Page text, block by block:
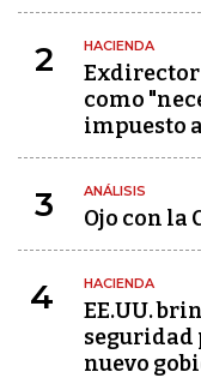
2 HACIENDA
como
impuesto
3 ANÁLISIS
Ojo con la
4 HACIENDA
EE.UU.
seguridad
nuevo